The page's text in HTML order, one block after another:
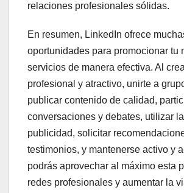
relaciones profesionales sólidas.
En resumen, LinkedIn ofrece
oportunidades para promocionar tu
servicios de manera efectiva. Al
profesional y atractivo, unirte a
publicar contenido de calidad,
conversaciones y debates, utilizar
publicidad, solicitar
testimonios, y mantenerse activo y
podrás aprovechar al máximo esta
redes profesionales y aumentar la